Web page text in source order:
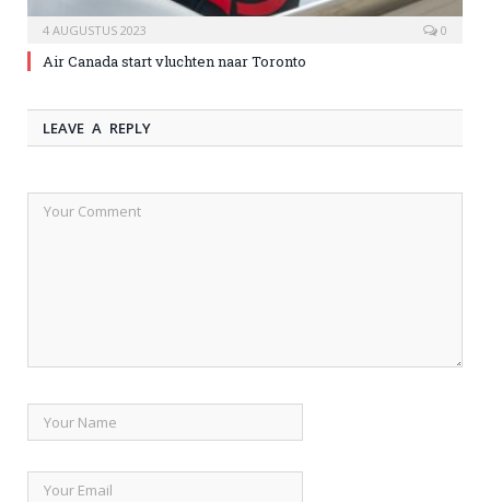
4 AUGUSTUS 2023 0
Air Canada start vluchten naar Toronto
LEAVE A REPLY